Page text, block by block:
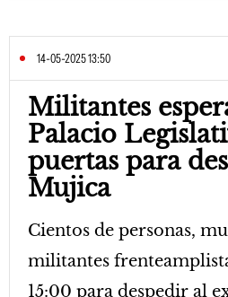
14-05-2025 13:50
Militantes
Palacio
puertas para
Mujica
Cientos de personas,
militantes
15:00 para despedir al